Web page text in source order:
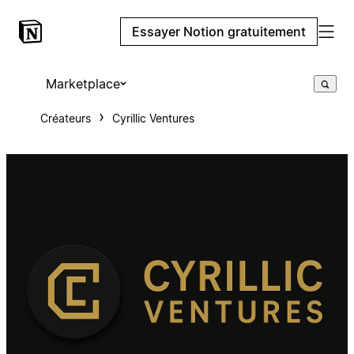
Essayer Notion gratuitement
Marketplace
Créateurs Cyrillic Ventures